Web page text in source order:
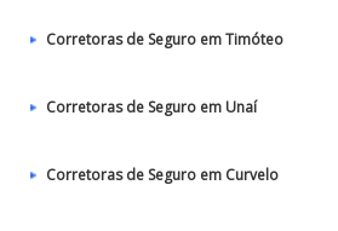
Corretoras de Seguro em Timóteo
Corretoras de Seguro em Unaí
Corretoras de Seguro em Curvelo